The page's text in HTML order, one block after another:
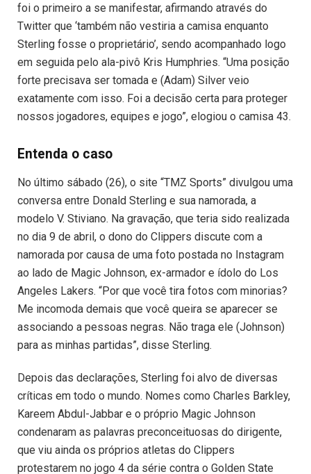
foi o primeiro a se manifestar, afirmando através do
Twitter que ‘também não vestiria a camisa enquanto
Sterling fosse o proprietário’, sendo acompanhado logo
em seguida pelo ala-pivô Kris Humphries. “Uma posição
forte precisava ser tomada e (Adam) Silver veio
exatamente com isso. Foi a decisão certa para proteger
nossos jogadores, equipes e jogo”, elogiou o camisa 43.
Entenda o caso
No último sábado (26), o site “TMZ Sports” divulgou uma
conversa entre Donald Sterling e sua namorada, a
modelo V. Stiviano. Na gravação, que teria sido realizada
no dia 9 de abril, o dono do Clippers discute com a
namorada por causa de uma foto postada no Instagram
ao lado de Magic Johnson, ex-armador e ídolo do Los
Angeles Lakers. “Por que você tira fotos com minorias?
Me incomoda demais que você queira se aparecer se
associando a pessoas negras. Não traga ele (Johnson)
para as minhas partidas”, disse Sterling.
Depois das declarações, Sterling foi alvo de diversas
críticas em todo o mundo. Nomes como Charles Barkley,
Kareem Abdul-Jabbar e o próprio Magic Johnson
condenaram as palavras preconceituosas do dirigente,
que viu ainda os próprios atletas do Clippers
protestarem no jogo 4 da série contra o Golden State